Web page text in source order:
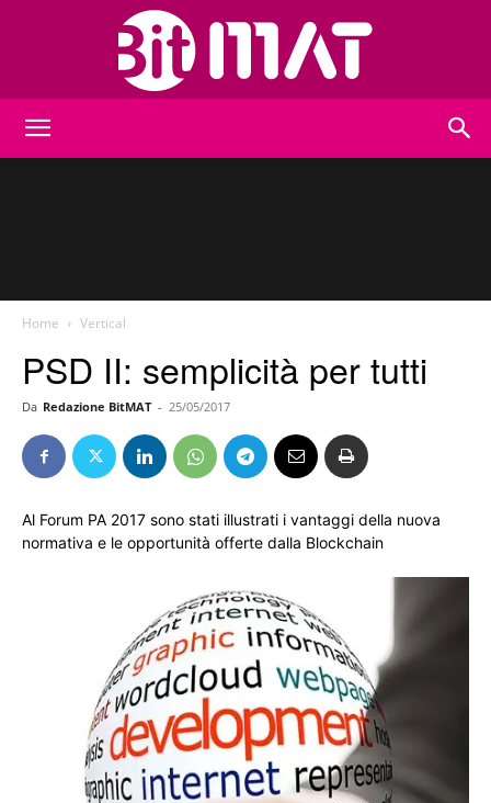
Home Vertical
PSD II: semplicità per tutti
Da Redazione BitMAT - 25/05/2017
Al Forum PA 2017 sono stati illustrati i vantaggi della nuova
normativa e le opportunità offerte dalla Blockchain